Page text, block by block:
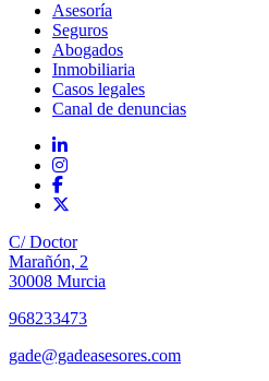
Asesoría
Seguros
Abogados
Inmobiliaria
Casos legales
Canal de denuncias
C/ Doctor
Marañón, 2
30008 Murcia
968233473
gade@gadeasesores.com